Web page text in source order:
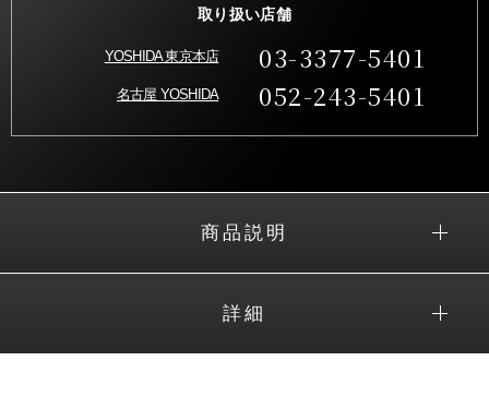
取り扱い店舗
YOSHIDA 東京本店 03-3377-5401
名古屋 YOSHIDA 052-243-5401
商品説明
詳細